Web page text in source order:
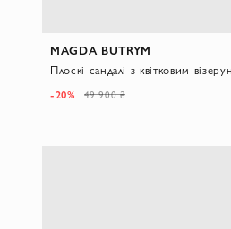
MAGDA BUTRYM
-20% 49 900 ₴